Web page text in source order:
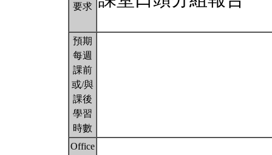
要求
預期
每週
課前
或/與
課後
學習
時數
Office